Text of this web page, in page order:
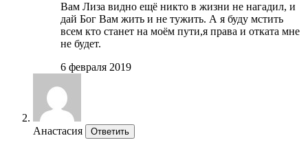
Вам Лиза видно ещё никто в жизни не нагадил, и
дай Бог Вам жить и не тужить. А я буду мстить
всем кто станет на моём пути,я права и отката мне
не будет.
6 февраля 2019
Анастасия Ответить